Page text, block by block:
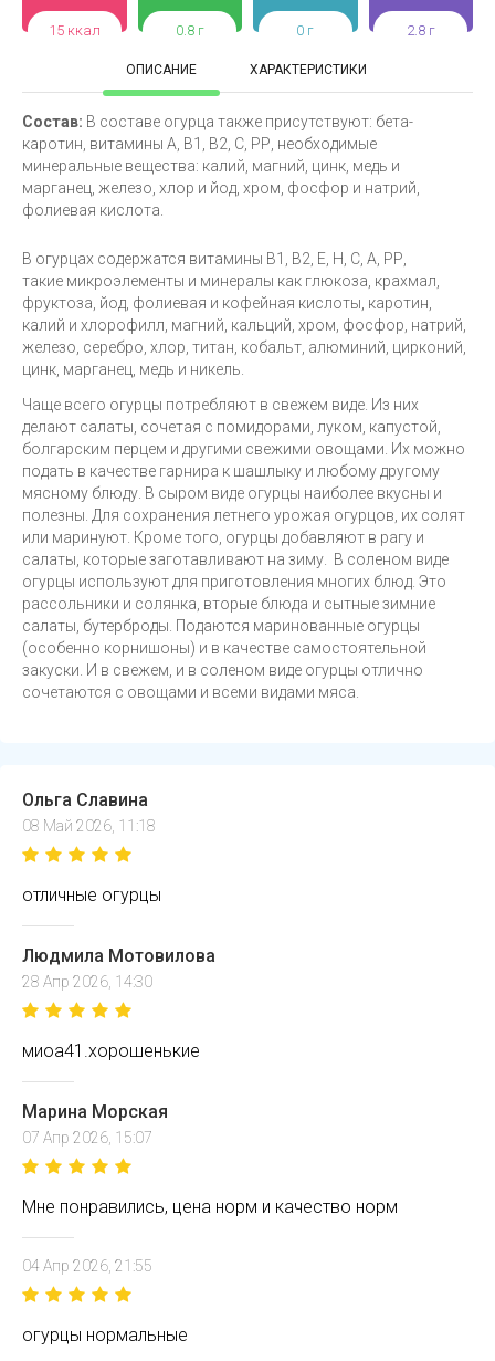
15 ккал 0.8 г 0 г 2.8 г
ОПИСАНИЕ ХАРАКТЕРИСТИКИ
Состав: В составе огурца также присутствуют: бета-
каротин, витамины А, В1, В2, С, РР, необходимые
минеральные вещества: калий, магний, цинк, медь и
марганец, железо, хлор и йод, хром, фосфор и натрий,
фолиевая кислота.
В огурцах содержатся витамины В1, В2, Е, Н, С, А, РР,
такие микроэлементы и минералы как глюкоза, крахмал,
фруктоза, йод, фолиевая и кофейная кислоты, каротин,
калий и хлорофилл, магний, кальций, хром, фосфор, натрий,
железо, серебро, хлор, титан, кобальт, алюминий, цирконий,
цинк, марганец, медь и никель.
Чаще всего огурцы потребляют в свежем виде. Из них
делают салаты, сочетая с помидорами, луком, капустой,
болгарским перцем и другими свежими овощами. Их можно
подать в качестве гарнира к шашлыку и любому другому
мясному блюду. В сыром виде огурцы наиболее вкусны и
полезны. Для сохранения летнего урожая огурцов, их солят
или маринуют. Кроме того, огурцы добавляют в рагу и
салаты, которые заготавливают на зиму. В соленом виде
огурцы используют для приготовления многих блюд. Это
рассольники и солянка, вторые блюда и сытные зимние
салаты, бутерброды. Подаются маринованные огурцы
(особенно корнишоны) и в качестве самостоятельной
закуски. И в свежем, и в соленом виде огурцы отлично
сочетаются с овощами и всеми видами мяса.
Ольга Славина
08 Май 2026, 11:18
отличные огурцы
Людмила Мотовилова
28 Апр 2026, 14:30
миоа41.хорошенькие
Марина Морская
07 Апр 2026, 15:07
Мне понравились, цена норм и качество норм
04 Апр 2026, 21:55
огурцы нормальные